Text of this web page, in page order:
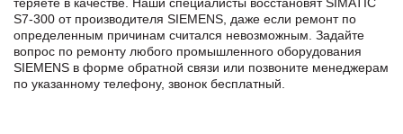
S7-300 от производителя SIEMENS, даже если ремонт по
определенным причинам считался невозможным. Задайте
вопрос по ремонту любого промышленного оборудования
SIEMENS в формe обратной связи или позвоните менеджерам
по указанному телефону, звонок бесплатный.